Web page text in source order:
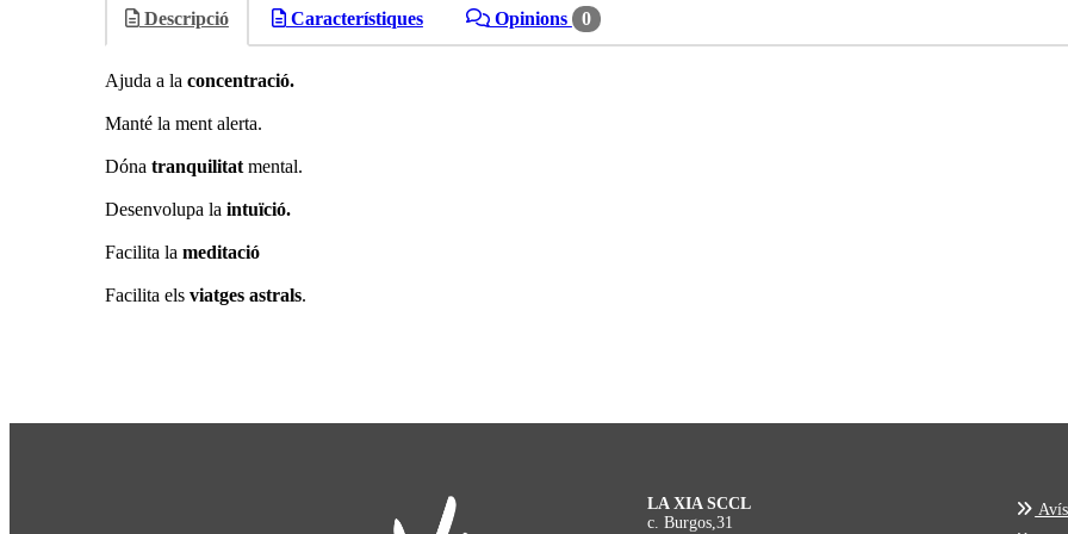
Descripció Característiques Opinions 0
Ajuda a la concentració.
Manté la ment alerta.
Dóna tranquilitat mental.
Desenvolupa la intuïció.
Facilita la meditació
Facilita els viatges astrals.
LA XIA SCCL
c. Burgos,31